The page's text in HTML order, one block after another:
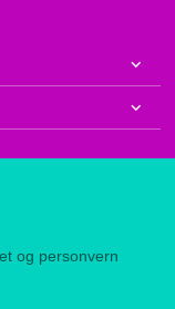
og personvern